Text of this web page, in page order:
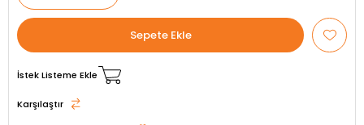
İstek Listeme Ekle
Karşılaştır